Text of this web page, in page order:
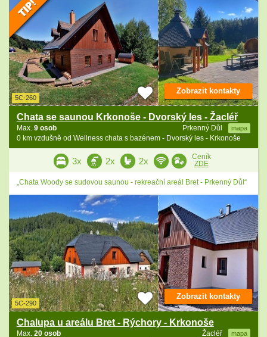
5C-260
Chata se saunou Krkonoše - Dvorský les - Žacléř
Prkenný Důl mapa
Max. 9 osob
0 km vzdušně od Wellness chata s bazénem - Dvorský les - Krkonoše
Zobrazit kontakty
3x 2x 2x
Ceník
ZDE
„Chata Woody se sudovou saunou - rekreační areál Bret - Prkenný Důl“
5C-290
Chalupa u areálu Bret - Rýchory - Krkonoše
Žacléř mapa
Max. 20 osob
Zobrazit kontakty